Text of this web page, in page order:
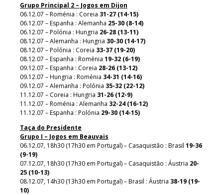
Grupo Principal 2 – Jogos em Dijon
06.12.07 – Roménia : Coreia 31-27 (14-15)
06.12.07 – Espanha : Alemanha 25-30 (8-14)
06.12.07 – Polónia : Hungria 26-28 (13-11)
08.12.07 – Alemanha : Hungria 30-30 (14-17)
08.12.07 – Polónia : Coreia 33-37 (19-20)
08.12.07 – Espanha : Roménia 19-32 (6-19)
09.12.07 – Espanha : Coreia 28-26 (13-12)
09.12.07 – Hungria : Roménia 34-31 (14-16)
09.12.07 – Alemanha : Polónia 35-32 (22-12)
11.12.07 – Coreia : Hungria 31-26 (12-9)
11.12.07 – Roménia : Alemanha 32-24 (16-12)
11.12.07 – Espanha : Polónia 29-30 (14-15)
Taça do Presidente
Grupo I – Jogos em Beauvais
06.12.07, 18h30 (17h30 em Portugal) – Casaquistão : Brasil 19-36
(9-19)
07.12.07, 18h30 (17h30 em Portugal) – Casaquistão : Áustria 20-
25 (10-13)
08.12.07, 14h30 (13h30 em Portugal) – Brasil : Áustria 38-19 (19-
10)